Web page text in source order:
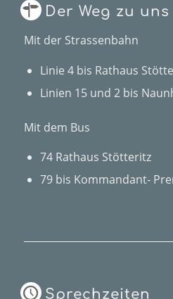
Der Weg zu uns
Mit der Strassenbahn
Linie 4 bis Rathaus
Linien 15 und 2 bis
Mit dem Bus
74 Rathaus Stötteritz
79 bis Kommandant-
Sprechzeiten